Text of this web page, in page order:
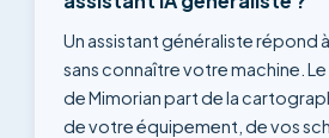
Un assistant généraliste répond
sans connaître votre machine.
de Mimorian part de la
de votre équipement, de vos